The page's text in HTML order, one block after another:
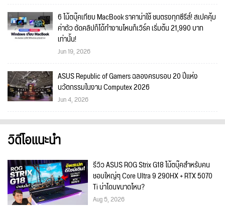
6 โน้ตบุ๊คเทียบ MacBook ราคาน่าใช้ ชนตรงทุกซีรีส์! สเปคคุ้ม
ค่าตัว ตัดคลิปก็ได้ทำงานไหนก็เวิร์ค เริ่มต้น 21,990 บาท
เท่านั้น!
Jun 19, 2026
ASUS Republic of Gamers ฉลองครบรอบ 20 ปีแห่ง
นวัตกรรมในงาน Computex 2026
Jun 4, 2026
วิดีโอแนะนำ
รีวิว ASUS ROG Strix G18 โน้ตบุ๊คสำหรับคน
ชอบใหญ่ๆ Core Ultra 9 290HX + RTX 5070
Ti น่าโดนขนาดไหน?
Aug 5, 2026